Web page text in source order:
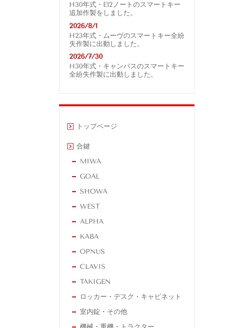
H30年式・E12ノートのスマートキー
追加作製をしました。
2026/8/1
H23年式・ムーヴのスマートキー全紛
失作製に出動しました。
2026/7/30
H30年式・キャンバスのスマートキー
全紛失作製に出動しました。
トップページ
合鍵
MIWA
GOAL
SHOWA
WEST
ALPHA
KABA
OPNUS
CLAVIS
TAKIGEN
ロッカー・デスク・キャビネット
室内錠・その他